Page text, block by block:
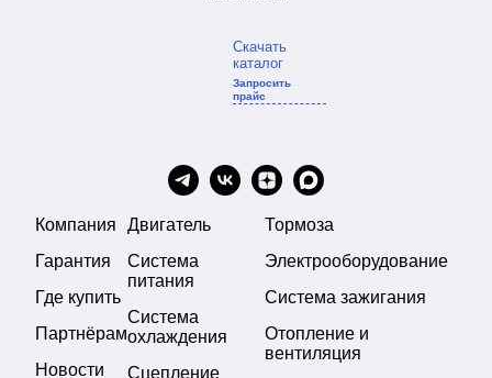
Скачать
каталог
Запросить
прайс
Компания
Гарантия
Где купить
Партнёрам
Новости
Двигатель
Система
питания
Система
охлаждения
Сцепление
Тормоза
Электрооборудование
Система зажигания
Отопление и
вентиляция